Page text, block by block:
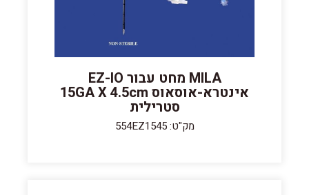
MILA מחט עבור EZ-IO
אינטרא-אוסאוס 15GA X 4.5cm
סטרילית
מק"ט: 554EZ1545